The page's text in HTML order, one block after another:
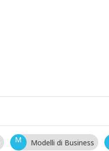
M Modelli di Business